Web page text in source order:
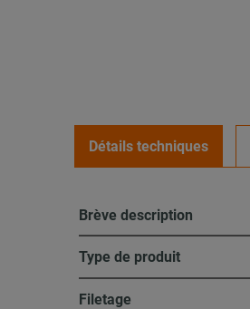
Détails techniques
Brève description
Type de produit
Filetage